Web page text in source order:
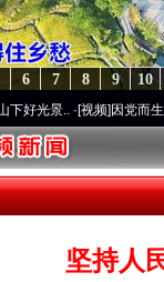
10
9
8
7
6
·[视频]因党而生 为党而战
坚持人